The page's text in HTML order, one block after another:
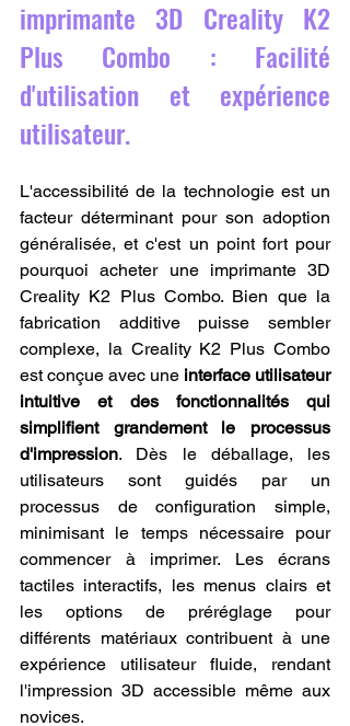
imprimante 3D Creality K2
Plus Combo : Facilité
d'utilisation et expérience
utilisateur.
L'accessibilité de la technologie est un
facteur déterminant pour son adoption
généralisée, et c'est un point fort pour
pourquoi acheter une imprimante 3D
Creality K2 Plus Combo. Bien que la
fabrication additive puisse sembler
complexe, la Creality K2 Plus Combo
est conçue avec une interface utilisateur
intuitive et des fonctionnalités qui
simplifient grandement le processus
d'impression. Dès le déballage, les
utilisateurs sont guidés par un
processus de configuration simple,
minimisant le temps nécessaire pour
commencer à imprimer. Les écrans
tactiles interactifs, les menus clairs et
les options de préréglage pour
différents matériaux contribuent à une
expérience utilisateur fluide, rendant
l'impression 3D accessible même aux
novices.